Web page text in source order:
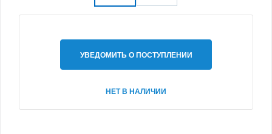
УВЕДОМИТЬ О ПОСТУПЛЕНИИ
НЕТ В НАЛИЧИИ